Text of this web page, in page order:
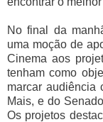
No final da
uma moção de
Cinema aos
tenham como
marcar audiência
Mais, e do
Os projetos